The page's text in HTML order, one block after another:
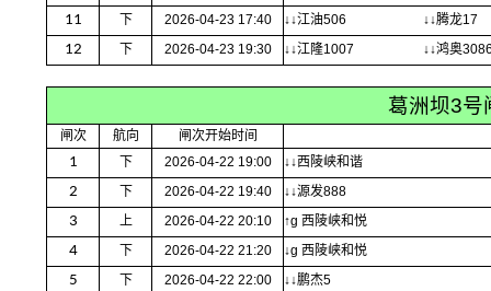
11 下 2026-04-23 17:40 ↓↓江油506 ↓↓腾龙17
12 下 2026-04-23 19:30 ↓↓江隆1007 ↓↓鸿奥
葛洲坝3号
闸次 航向 闸次开始时间
1 下 2026-04-22 19:00 ↓↓西陵峡和谐
2 下 2026-04-22 19:40 ↓↓源发888
3 上 2026-04-22 20:10 ↑g 西陵峡和悦
4 下 2026-04-22 21:20 ↓g 西陵峡和悦
5 下 2026-04-22 22:00 ↓↓鹏杰5